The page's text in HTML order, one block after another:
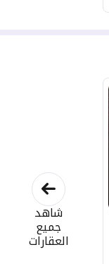
شاهد
جميع
العقارات